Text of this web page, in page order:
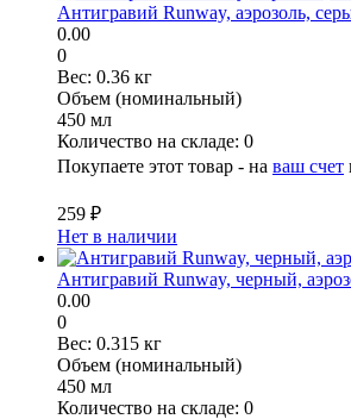
Антигравий Runway, аэрозоль,
0.00
0
Вес: 0.36 кг
Объем (номинальный)
450 мл
Количество на складе: 0
Покупаете этот товар - на ваш счет
259 ₽
Нет в наличии
Антигравий Runway, черный,
0.00
0
Вес: 0.315 кг
Объем (номинальный)
450 мл
Количество на складе: 0